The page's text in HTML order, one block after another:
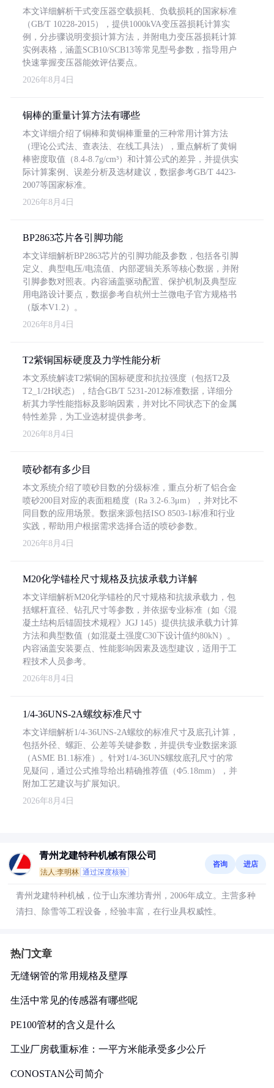
本文详细解析干式变压器空载损耗、负载损耗的国家标准
（GB/T 10228-2015），提供1000kVA变压器损耗计算实
例，分步骤说明变损计算方法，并附电力变压器损耗计算
实例表格，涵盖SCB10/SCB13等常见型号参数，指导用户
快速掌握变压器能效评估要点。
2026年8月4日
铜棒的重量计算方法有哪些
本文详细介绍了铜棒和黄铜棒重量的三种常用计算方法
（理论公式法、查表法、在线工具法），重点解析了黄铜
棒密度取值（8.4-8.7g/cm³）和计算公式的差异，并提供实
际计算案例、误差分析及选材建议，数据参考GB/T 4423-
2007等国家标准。
2026年8月4日
BP2863芯片各引脚功能
本文详细解析BP2863芯片的引脚功能及参数，包括各引脚
定义、典型电压/电流值、内部逻辑关系等核心数据，并附
引脚参数对照表。内容涵盖驱动配置、保护机制及典型应
用电路设计要点，数据参考自杭州士兰微电子官方规格书
（版本V1.2）。
2026年8月4日
T2紫铜国标硬度及力学性能分析
本文系统解读T2紫铜的国标硬度和抗拉强度（包括T2及
T2_1/2H状态），结合GB/T 5231-2012标准数据，详细分
析其力学性能指标及影响因素，并对比不同状态下的金属
特性差异，为工业选材提供参考。
2026年8月4日
喷砂都有多少目
本文系统介绍了喷砂目数的分级标准，重点分析了铝合金
喷砂200目对应的表面粗糙度（Ra 3.2-6.3μm），并对比不
同目数的应用场景。数据来源包括ISO 8503-1标准和行业
实践，帮助用户根据需求选择合适的喷砂参数。
2026年8月4日
M20化学锚栓尺寸规格及抗拔承载力详解
本文详细解析M20化学锚栓的尺寸规格和抗拔承载力，包
括螺杆直径、钻孔尺寸等参数，并依据专业标准（如《混
凝土结构后锚固技术规程》JGJ 145）提供抗拔承载力计算
方法和典型数值（如混凝土强度C30下设计值约80kN）。
内容涵盖安装要点、性能影响因素及选型建议，适用于工
程技术人员参考。
2026年8月4日
1/4-36UNS-2A螺纹标准尺寸
本文详细解析1/4-36UNS-2A螺纹的标准尺寸及底孔计算，
包括外径、螺距、公差等关键参数，并提供专业数据来源
（ASME B1.1标准）。针对1/4-36UNS螺纹底孔尺寸的常
见疑问，通过公式推导给出精确推荐值（Φ5.18mm），并
附加工艺建议与扩展知识。
2026年8月4日
青州龙建特种机械有限公司
法人:李明林 通过深度核验
咨询 进店
青州龙建特种机械，位于山东潍坊青州，2006年成立。主营多种
清扫、除雪等工程设备，经验丰富，在行业具权威性。
热门文章
无缝钢管的常用规格及壁厚
生活中常见的传感器有哪些呢
PE100管材的含义是什么
工业厂房载重标准：一平方米能承受多少公斤
CONOSTAN公司简介